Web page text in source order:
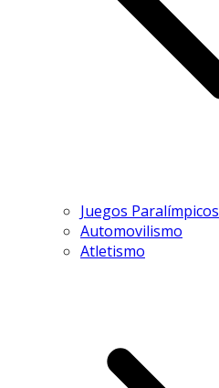
Juegos Paralímpicos
Automovilismo
Atletismo